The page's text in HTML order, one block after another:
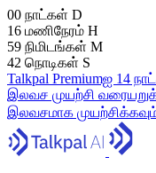
00 நாட்கள் D
16 மணிநேரம் H
59 நிமிடங்கள் M
41 நொடிகள் S
Talkpal Premiumஐ 14
இலவச முயற்சி
இலவசமாக